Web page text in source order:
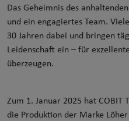
Das Geheimnis des
und ein engagiertes Team.
30 Jahren dabei und bringen
Leidenschaft ein – für
überzeugen.
Zum 1. Januar 2025 hat COBIT
die Produktion der Marke